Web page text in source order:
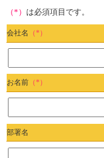
（*） は必須項目です。
会社名 （*）
お名前 （*）
部署名